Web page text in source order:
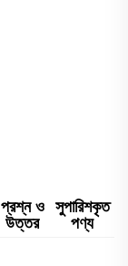
প্রশ্ন ও
উত্তর
সুপারিশকৃত
পণ্য